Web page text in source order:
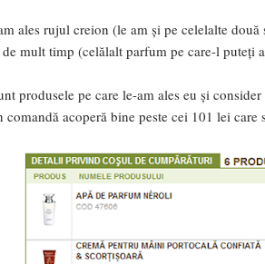
ales rujul creion (le am și pe celelalte
mult timp (celălalt parfum pe care-l puteți
produsele pe care le-am ales eu și
comandă acoperă bine peste cei 101 lei